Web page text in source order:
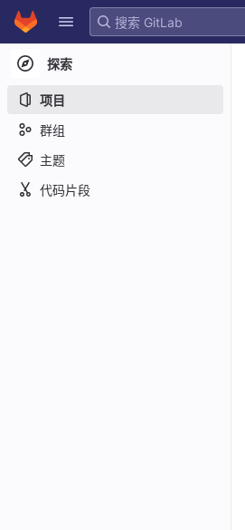
Skip to content
GitLab
探索
项目
群组
主题
代码片段